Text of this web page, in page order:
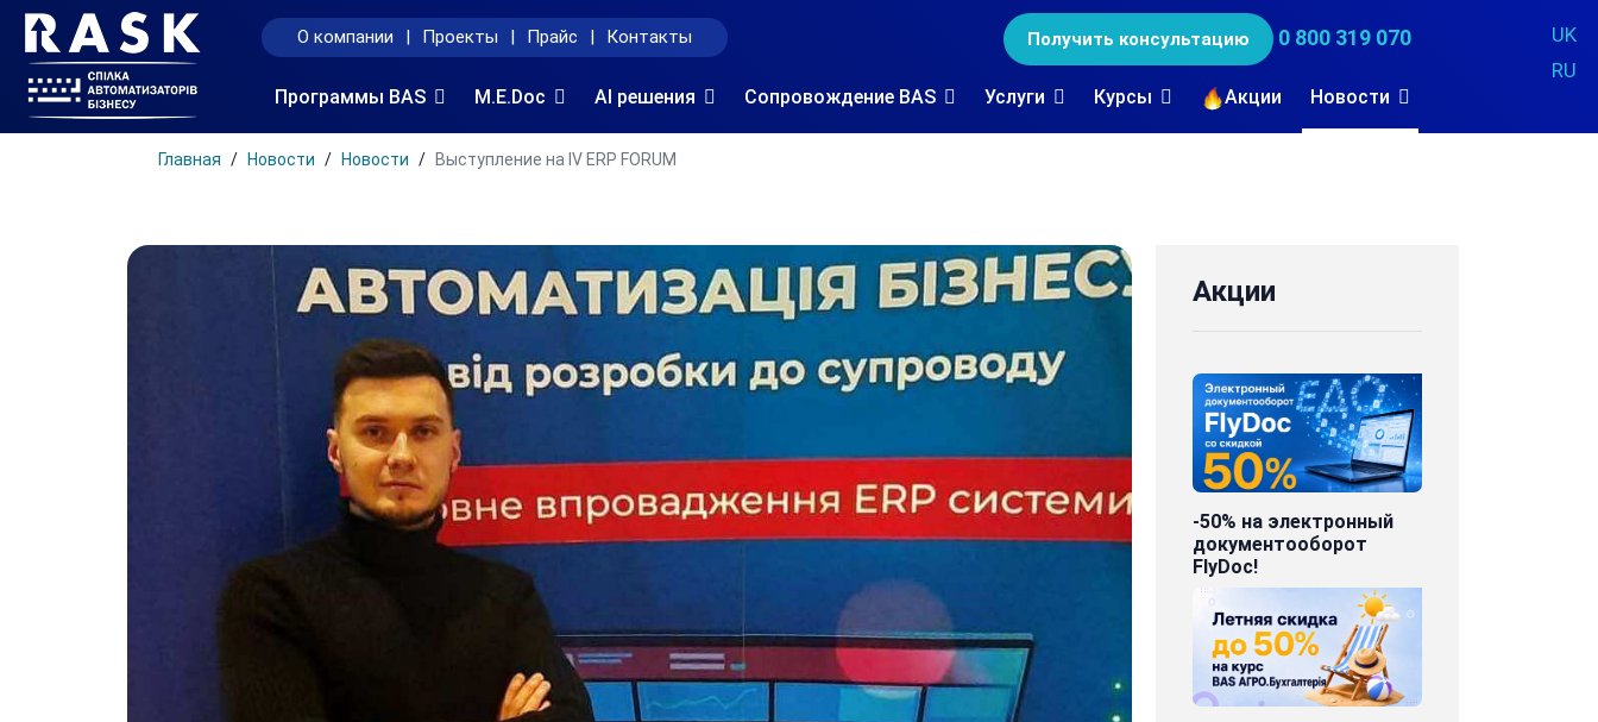
О компании | Проекты | Прайс | Контакты Получить консультацию 0 800 319 070
UK
RU
Программы BAS M.E.Doc AI решения Сопровождение BAS Услуги Курсы Акции Новости
Главная Новости Новости Выступление на IV ERP FORUM
Акции
-50% на электронный
документооборот
FlyDoc!